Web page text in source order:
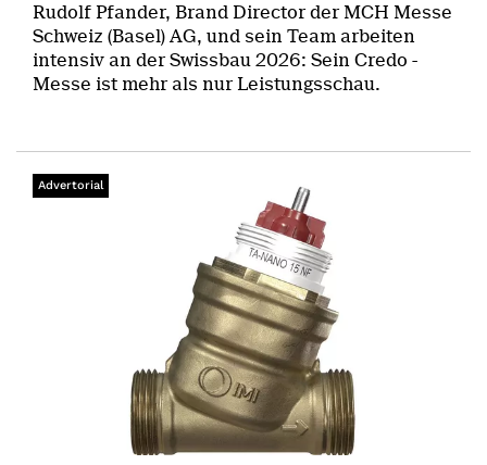
Rudolf Pfander, Brand Director der MCH Messe
Schweiz (Basel) AG, und sein Team arbeiten
intensiv an der Swissbau 2026: Sein Credo -
Messe ist mehr als nur Leistungsschau.
Advertorial